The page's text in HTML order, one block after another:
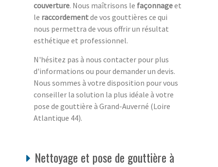
couverture. Nous maîtrisons le façonnageet
le raccordementde vos gouttières ce qui
nous permettra de vous offrir un résultat
esthétique et professionnel.
N'hésitez pas à nous contacter pour plus
d'informations ou pour demander un devis.
Nous sommes à votre disposition pour vous
conseiller la solution la plus idéale à votre
pose de gouttière à Grand-Auverné (Loire
Atlantique 44).
Nettoyage et pose de gouttière à